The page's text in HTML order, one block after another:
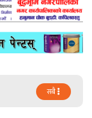
सबै